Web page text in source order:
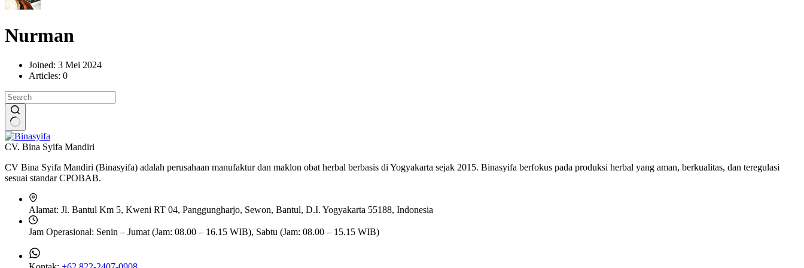
Nurman
Joined: 3 Mei 2024
Articles: 0
No
results
CV. Bina Syifa Mandiri
CV Bina Syifa Mandiri (Binasyifa) adalah perusahaan manufaktur dan maklon obat herbal berbasis di Yogyakarta sejak 2015. Binasyifa berfokus pada produksi herbal yang aman, berkualitas, dan teregulasi
sesuai standar CPOBAB.
Alamat: Jl. Bantul Km 5, Kweni RT 04, Panggungharjo, Sewon, Bantul, D.I. Yogyakarta 55188, Indonesia
Jam Operasional: Senin – Jumat (Jam: 08.00 – 16.15 WIB), Sabtu (Jam: 08.00 – 15.15 WIB)